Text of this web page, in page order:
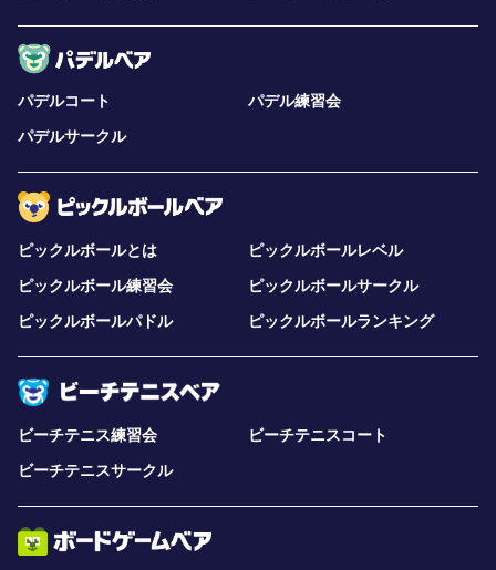
パデルコート
パデル練習会
パデルサークル
ピックルボールとは
ピックルボールレベル
ピックルボール練習会
ピックルボールサークル
ピックルボールパドル
ピックルボールランキング
ビーチテニス練習会
ビーチテニスコート
ビーチテニスサークル